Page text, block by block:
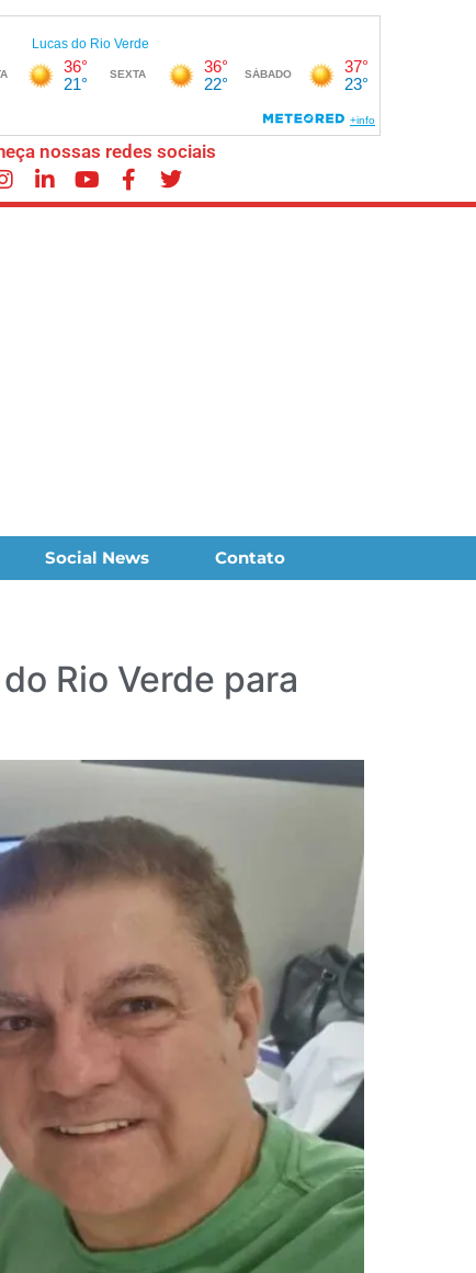
nossas redes sociais
Social News Contato
Rio Verde para